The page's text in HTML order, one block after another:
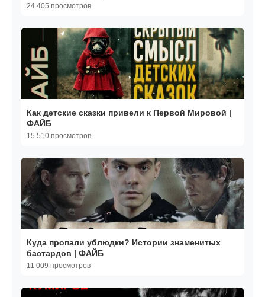
24 405 просмотров
Как детские сказки привели к Первой Мировой |
ФАЙБ
15 510 просмотров
Куда пропали ублюдки? Истории знаменитых
бастардов | ФАЙБ
11 009 просмотров